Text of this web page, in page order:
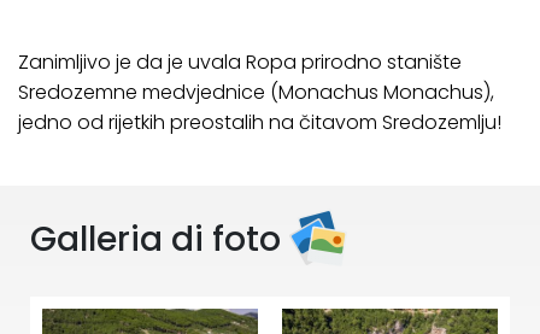
Zanimljivo je da je uvala Ropa prirodno stanište
Sredozemne medvjednice (Monachus Monachus),
jedno od rijetkih preostalih na čitavom Sredozemlju!
Galleria di foto